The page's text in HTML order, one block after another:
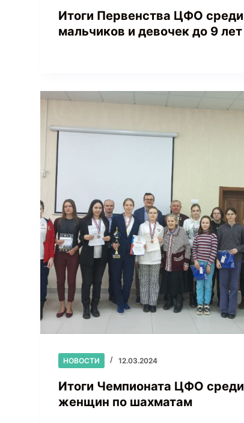
Итоги Первенства ЦФО среди
мальчиков и девочек до 9 лет
НОВОСТИ 12.03.2024
Итоги Чемпионата ЦФО среди
женщин по шахматам